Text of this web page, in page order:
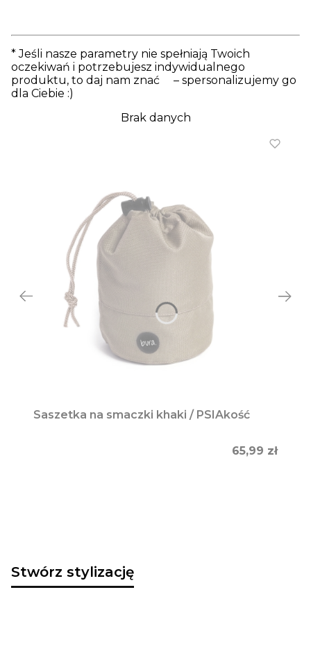
* Jeśli nasze parametry nie spełniają Twoich
oczekiwań i potrzebujesz indywidualnego
produktu, to daj nam znać – spersonalizujemy go
dla Ciebie :)
Brak danych
Saszetka na smaczki khaki / PSIAkość
Cena
65,99 zł
Stwórz stylizację